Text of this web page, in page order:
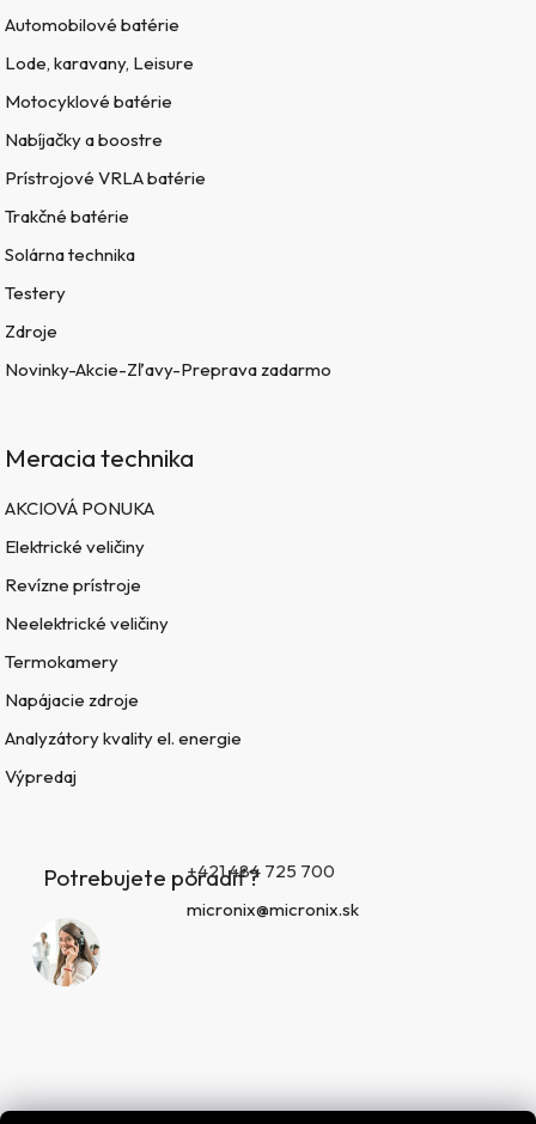
Automobilové batérie
Lode, karavany, Leisure
Motocyklové batérie
Nabíjačky a boostre
Prístrojové VRLA batérie
Trakčné batérie
Solárna technika
Testery
Zdroje
Novinky-Akcie-Zľavy-Preprava zadarmo
Meracia technika
AKCIOVÁ PONUKA
Elektrické veličiny
Revízne prístroje
Neelektrické veličiny
Termokamery
Napájacie zdroje
Analyzátory kvality el. energie
Výpredaj
Potrebujete poradiť?+421 484 725 700
micronix@micronix.sk